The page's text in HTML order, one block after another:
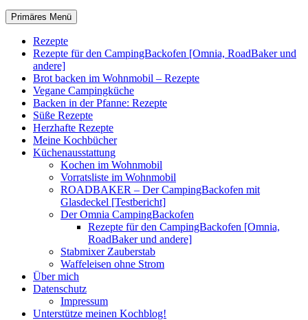
Suchen
Primäres Menü
Rezepte
Rezepte für den CampingBackofen [Omnia, RoadBaker und
andere]
Brot backen im Wohnmobil – Rezepte
Vegane Campingküche
Backen in der Pfanne: Rezepte
Süße Rezepte
Herzhafte Rezepte
Meine Kochbücher
Küchenausstattung
Kochen im Wohnmobil
Vorratsliste im Wohnmobil
ROADBAKER – Der CampingBackofen mit
Glasdeckel [Testbericht]
Der Omnia CampingBackofen
Rezepte für den CampingBackofen [Omnia,
RoadBaker und andere]
Stabmixer Zauberstab
Waffeleisen ohne Strom
Über mich
Datenschutz
Impressum
Unterstütze meinen Kochblog!